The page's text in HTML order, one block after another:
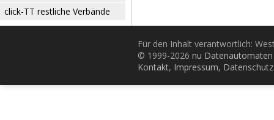
click-TT restliche Verbände
Für den Inhalt verantwortlich:
© 1999-2026 nu
Kontakt, Impressum, Datenschutz